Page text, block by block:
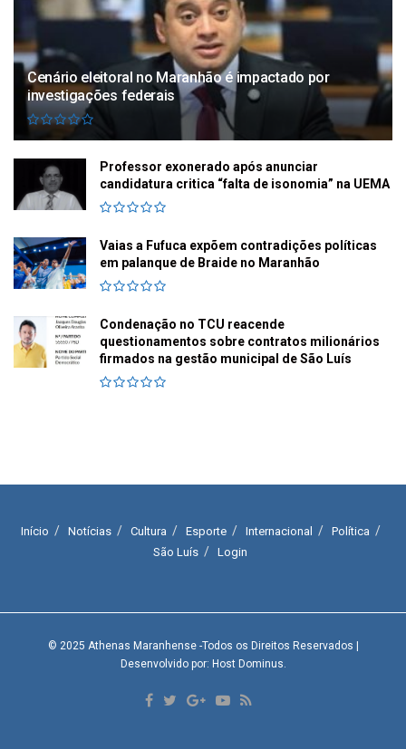
Cenário eleitoral no Maranhão é impactado por
investigações federais
Professor exonerado após anunciar
candidatura critica “falta de isonomia” na UEMA
Vaias a Fufuca expõem contradições políticas
em palanque de Braide no Maranhão
Condenação no TCU reacende
questionamentos sobre contratos milionários
firmados na gestão municipal de São Luís
Início Notícias Cultura Esporte Internacional
Política
São Luís
Login
© 2025 Athenas Maranhense-Todos os Direitos Reservados |
Desenvolvido por: Host Dominus.